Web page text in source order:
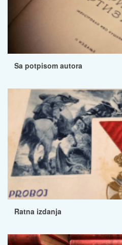
Sa potpisom autora
Ratna izdanja